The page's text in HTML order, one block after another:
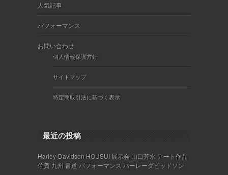
人気記事
パフォーマンス
お問い合わせ
個人情報保護方針
サイトマップ
特定商取引法に基づく表示
最近の投稿
Harley-Davidson HOUSUI 展示会 山口芳水 アート作品
佐賀 九州 書道 パフォーマンス ハーレーダビッドソン